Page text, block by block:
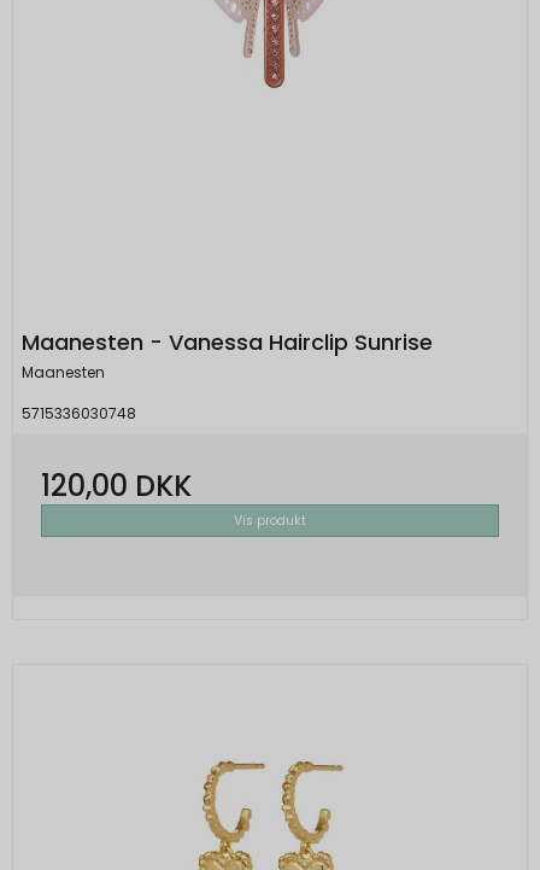
Maanesten - Vanessa Hairclip Sunrise
Maanesten
5715336030748
120,00 DKK
Vis produkt